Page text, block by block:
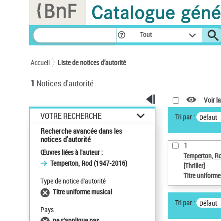
Tout
Accueil Liste de notices d’autorité
1 Notices d'autorité
VOTRE RECHERCHE
Recherche avancée dans les
notices d’autorité
Œuvres liées à l'auteur :
Temperton, Rod (1947-2016)
Type de notice d'autorité
Titre uniforme musical
Pays
Voir
Tri par : Défaut
1
Temperton,
[Thriller]
Titre
Tri par : Défaut
Panneau de gestion des cookies